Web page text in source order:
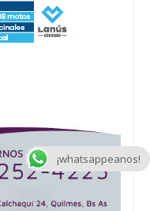
¡whatsappeanos!